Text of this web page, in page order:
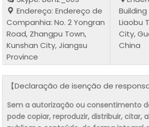
Endereço: Endereço de
Companhia: No. 2 Yongran
Road, Zhangpu Town,
Kunshan City, Jiangsu
Province
Building
Liaobu
City,
China
【Declaração de isenção de
Sem a autorização ou consentimento
pode copiar, reproduzir, distribuir, citar,